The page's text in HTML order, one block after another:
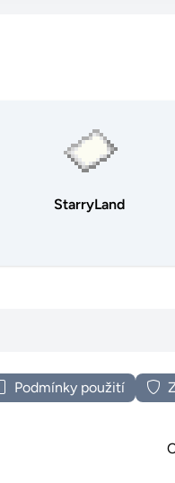
StarryLand
Podmínky použití